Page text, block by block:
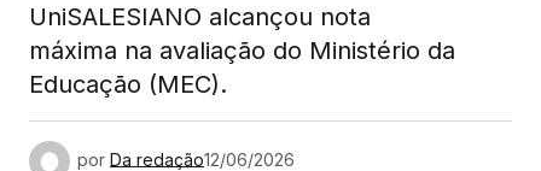
UniSALESIANO alcançou nota
máxima na avaliação do Ministério da
Educação (MEC).
por Da redação12/06/2026